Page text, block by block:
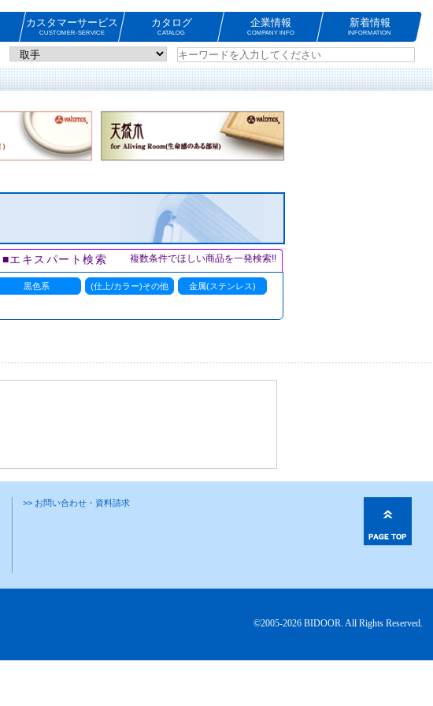
カスタマーサービス
CUSTOMER-SERVICE
カタログ
CATALOG
企業情報
COMPANY INFO
新着情報
INFORMATION
■エキスパート検索 複数条件でほしい商品を一発検索!!
黒色系 (仕上/カラー)その他 金属(ステンレス)
>> お問い合わせ・資料請求
©2005-2026 BIDOOR. All Rights Reserved.